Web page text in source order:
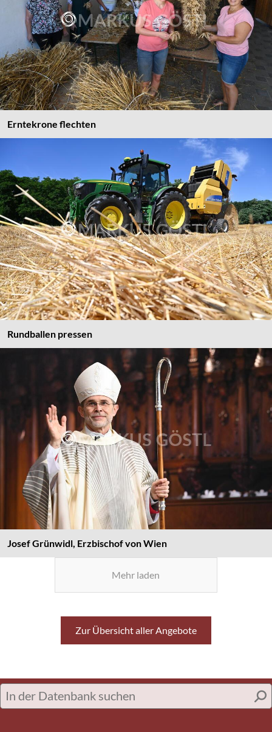
Erntekrone flechten
Rundballen pressen
Josef Grünwidl, Erzbischof von Wien
Mehr laden
Zur Übersicht aller Angebote
In
der